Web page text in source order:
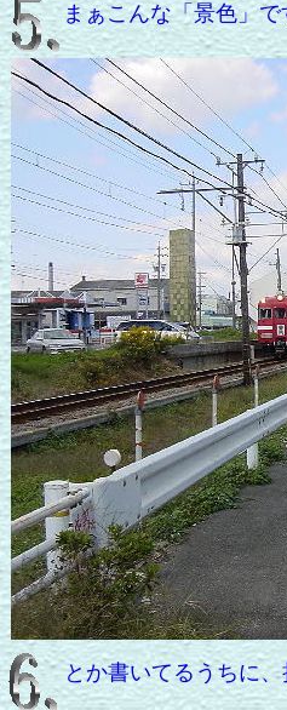
まぁこんな「景色」で
とか書いてるうちに